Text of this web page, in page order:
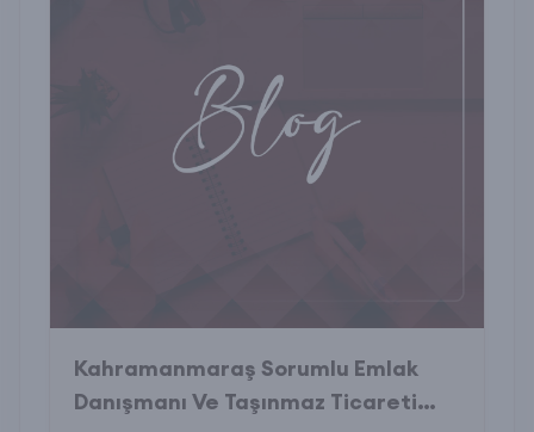
Kahramanmaraş Sorumlu Emlak
Danışmanı Ve Taşınmaz Ticareti